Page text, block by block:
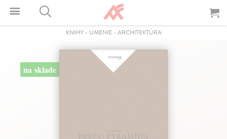
KNIHY- UMENIE- ARCHITEKTÚRA
na sklade